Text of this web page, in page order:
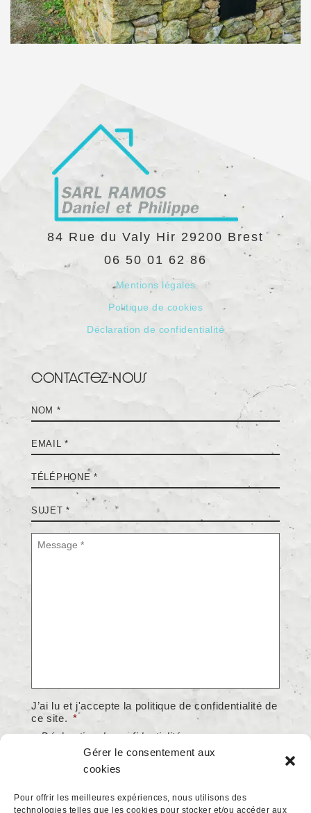
Gérer le consentement aux
cookies
Pour offrir les meilleures expériences, nous utilisons des
technologies telles que les cookies pour stocker et/ou accéder aux
84 Rue du Valy Hir 29200 Brest
06 50 01 62 86
Mentions légales
Politique de cookies
Déclaration de confidentialité
Contactez-nous
Nom *
E-
mail *
Téléphone *
Sujet *
J’ai lu et j'accepte la politique de confidentialité de
ce site. *
Accepter
> Déclaration de confidentialité